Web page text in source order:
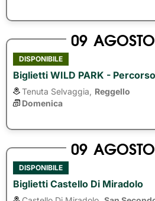
09 AGOSTO
DISPONIBILE
Biglietti WILD PARK -
Tenuta Selvaggia,
Reggello
Domenica
09 AGOSTO
DISPONIBILE
Biglietti Castello Di Miradolo